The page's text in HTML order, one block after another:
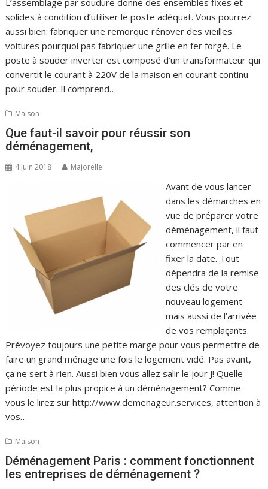
L’assemblage par soudure donne des ensembles fixes et
solides à condition d’utiliser le poste adéquat. Vous pourrez
aussi bien: fabriquer une remorque rénover des vieilles
voitures pourquoi pas fabriquer une grille en fer forgé. Le
poste à souder inverter est composé d’un transformateur qui
convertit le courant à 220V de la maison en courant continu
pour souder. Il comprend…
Maison
Que faut-il savoir pour réussir son
déménagement,
4 juin 2018 Majorelle
Avant de vous lancer
dans les démarches en
vue de préparer votre
déménagement, il faut
commencer par en
fixer la date. Tout
dépendra de la remise
des clés de votre
nouveau logement
mais aussi de l’arrivée
de vos remplaçants.
Prévoyez toujours une petite marge pour vous permettre de
faire un grand ménage une fois le logement vidé. Pas avant,
ça ne sert à rien. Aussi bien vous allez salir le jour J! Quelle
période est la plus propice à un déménagement? Comme
vous le lirez sur http://www.demenageur.services, attention à
vos…
Maison
Déménagement Paris : comment fonctionnent
les entreprises de déménagement ?